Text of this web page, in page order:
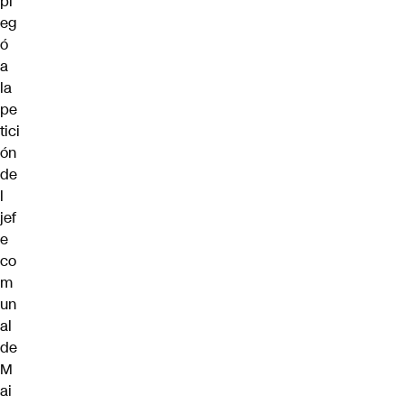
eg
ó
a
la
pe
tici
ón
de
l
jef
e
co
m
un
al
de
M
ai